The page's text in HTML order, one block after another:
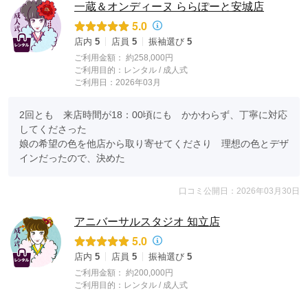
一蔵＆オンディーヌ ららぽーと安城店
5.0
店内 5 店員 5 振袖選び 5
ご利用金額： 約258,000円
ご利用目的： レンタル / 成人式
ご利用日：2026年03月
2回とも　来店時間が18：00頃にも　かかわらず、丁寧に対応
してくださった
娘の希望の色を他店から取り寄せてくださり　理想の色とデザ
インだったので、決めた
口コミ公開日：2026年03月30日
アニバーサルスタジオ 知立店
5.0
店内 5 店員 5 振袖選び 5
ご利用金額： 約200,000円
ご利用目的： レンタル / 成人式